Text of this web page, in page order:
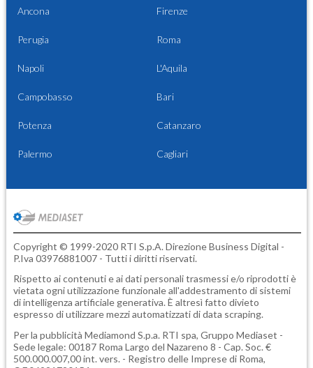
Ancona Firenze
Perugia Roma
Napoli L'Aquila
Campobasso Bari
Potenza Catanzaro
Palermo Cagliari
Copyright © 1999-2020 RTI S.p.A. Direzione Business Digital -
P.Iva 03976881007 - Tutti i diritti riservati.
Rispetto ai contenuti e ai dati personali trasmessi e/o riprodotti è
vietata ogni utilizzazione funzionale all'addestramento di sistemi
di intelligenza artificiale generativa. È altresì fatto divieto
espresso di utilizzare mezzi automatizzati di data scraping.
Per la pubblicità Mediamond S.p.a. RTI spa, Gruppo Mediaset -
Sede legale: 00187 Roma Largo del Nazareno 8 - Cap. Soc. €
500.000.007,00 int. vers. - Registro delle Imprese di Roma,